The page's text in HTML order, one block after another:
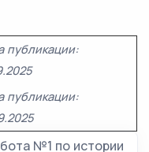
публикации:
публикации:
№1 по истории